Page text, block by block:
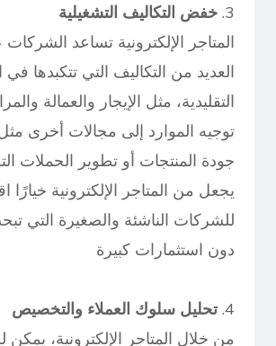
3. خفض التكاليف التشغيلية
المتاجر الإلكترونية تساعد
العديد من التكاليف التي تتكبدها في
التقليدية، مثل الإيجار والعمالة
توجيه الموارد إلى مجالات أخرى
جودة المنتجات أو تطوير الحملات
يجعل من المتاجر الإلكترونية خيارًا
للشركات الناشئة والصغيرة التي
دون استثمارات كبيرة
4. تحليل سلوك العملاء والتخصيص
من خلال المتاجر الإلكترونية،